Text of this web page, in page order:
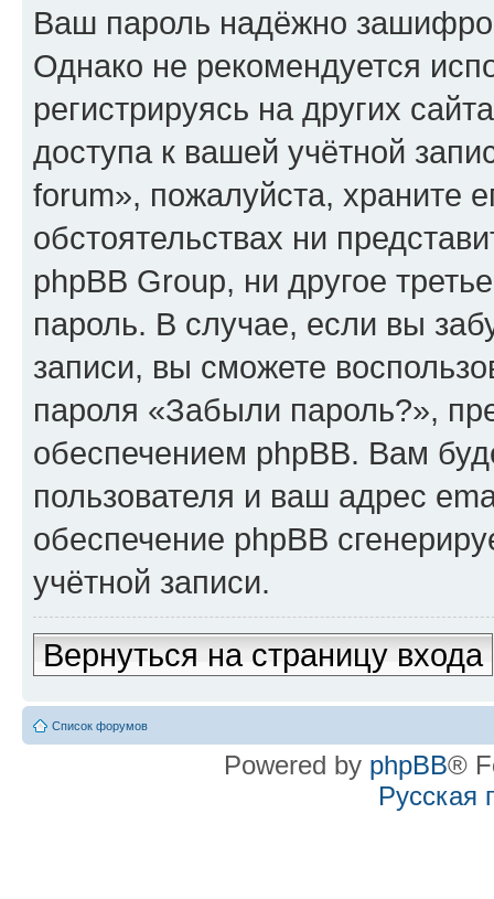
Ваш пароль надёжно
Однако не рекомендуется
регистрируясь на других
доступа к вашей учётной
forum», пожалуйста, храните
обстоятельствах ни
phpBB Group, ни другое
пароль. В случае, если вы
записи, вы сможете
пароля «Забыли пароль?»,
обеспечением phpBB. Вам
пользователя и ваш адрес
обеспечение phpBB
учётной записи.
Вернуться на страницу входа
Список форумов
Powered by phpBB®
Русская